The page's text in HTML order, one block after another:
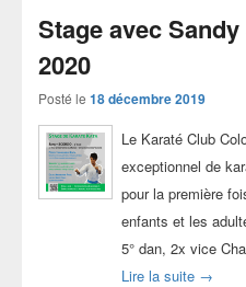
Stage avec
2020
Posté le 18 décembre 2019
Le Karaté Club
exceptionnel de
pour la première
enfants et les
5° dan, 2x vice
Lire la suite Stage
→